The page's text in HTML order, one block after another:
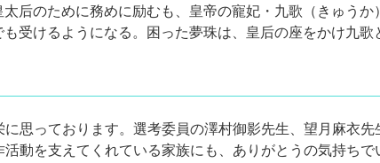
后のために務めに励むも、皇帝の寵妃・九歌（きゅう
受けるようになる。困った夢珠は、皇后の座をかけ九
思っております。選考委員の澤村御影先生、望月麻衣
動を支えてくれている家族にも、ありがとうの気持ちで